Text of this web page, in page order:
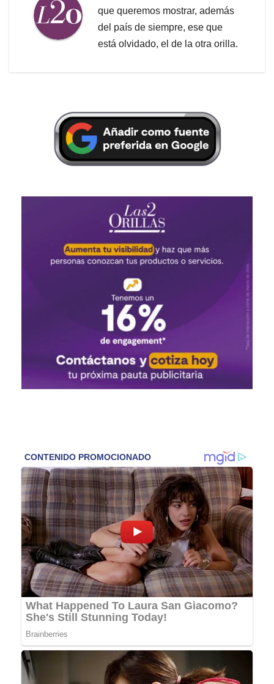
que queremos mostrar, además
del país de siempre, ese que
está olvidado, el de la otra orilla.